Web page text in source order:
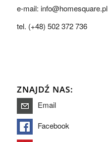
e-mail: info@homesquare.pl
tel. (+48) 502 372 736
ZNAJDŹ NAS:
Email
Facebook